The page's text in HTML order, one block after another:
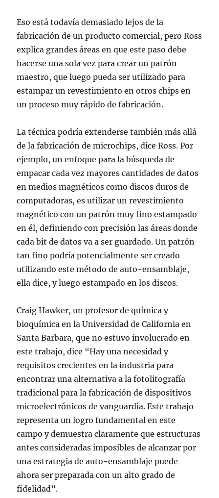
Eso está todavía demasiado lejos de la
fabricación de un producto comercial, pero Ross
explica grandes áreas en que este paso debe
hacerse una sola vez para crear un patrón
maestro, que luego pueda ser utilizado para
estampar un revestimiento en otros chips en
un proceso muy rápido de fabricación.
La técnica podría extenderse también más allá
de la fabricación de microchips, dice Ross. Por
ejemplo, un enfoque para la búsqueda de
empacar cada vez mayores cantidades de datos
en medios magnéticos como discos duros de
computadoras, es utilizar un revestimiento
magnético con un patrón muy fino estampado
en él, definiendo con precisión las áreas donde
cada bit de datos va a ser guardado. Un patrón
tan fino podría potencialmente ser creado
utilizando este método de auto-ensamblaje,
ella dice, y luego estampado en los discos.
Craig Hawker, un profesor de química y
bioquímica en la Universidad de California en
Santa Barbara, que no estuvo involucrado en
este trabajo, dice “Hay una necesidad y
requisitos crecientes en la industria para
encontrar una alternativa a la fotolitografía
tradicional para la fabricación de dispositivos
microelectrónicos de vanguardia. Este trabajo
representa un logro fundamental en este
campo y demuestra claramente que estructuras
antes consideradas imposibles de alcanzar por
una estrategia de auto-ensamblaje puede
ahora ser preparada con un alto grado de
fidelidad”.